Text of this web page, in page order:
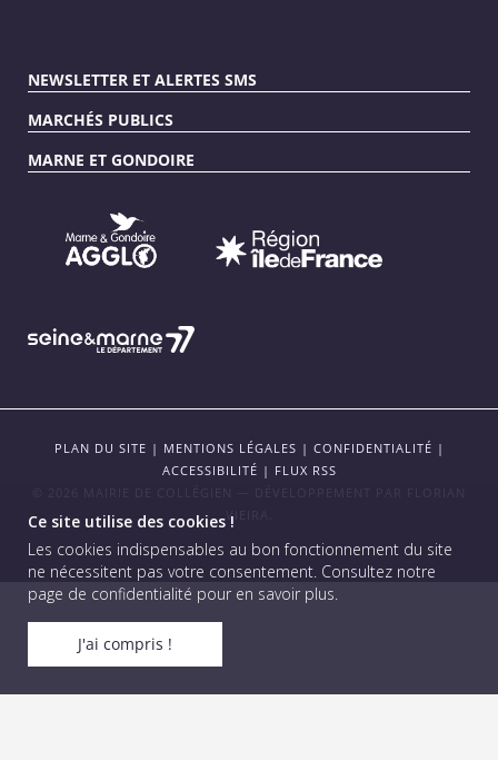
Ce site utilise des cookies !
Les cookies indispensables au bon fonctionnement du site
ne nécessitent pas votre consentement. Consultez notre
page de confidentialité pour en savoir plus.
J'ai compris !
NEWSLETTER ET ALERTES SMS
MARCHÉS PUBLICS
MARNE ET GONDOIRE
PLAN DU SITE | MENTIONS LÉGALES | CONFIDENTIALITÉ |
ACCESSIBILITÉ | FLUX RSS
VIEIRA